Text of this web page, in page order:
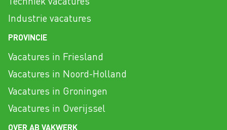
Industrie vacatures
PROVINCIE
Vacatures in Friesland
Vacatures in Noord-Holland
Vacatures in Groningen
Vacatures in Overijssel
OVER AB VAKWERK